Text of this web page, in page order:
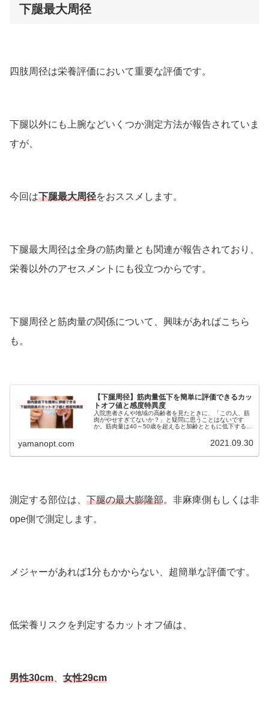
下腿最大周径
四肢周径は栄養評価において重要な評価です。
下腿以外にも上腕などいくつか測定方法が報告されていま
すが、
今回は下腿最大周径をおススメします。
下腿最大周径は全身の筋肉量とも関連が報告されており、
栄養以外のアセスメントにも役立つからです。
下腿周径と筋肉量の関係について、興味があればこちら
も。
【下腿周径】筋肉量低下を簡単に評価できるカッ
トオフ値と感度特異度
入院患者さんや地域の高齢者を見たときに、「この人、筋
肉がやせすぎてないか？」と疑問に思うことはないです
か。筋肉量は40～50歳を超えると加齢とともに低下するい
yamanopt.com 2021.09.30
測定する部位は、 下腿の最大膨隆部。非麻痺側もしくは非
ope側で測定します。
メジャーがあれば1分もかからない、超簡単な評価です。
低栄養リスクを判定するカットオフ値は、
男性30cm 女性29cm